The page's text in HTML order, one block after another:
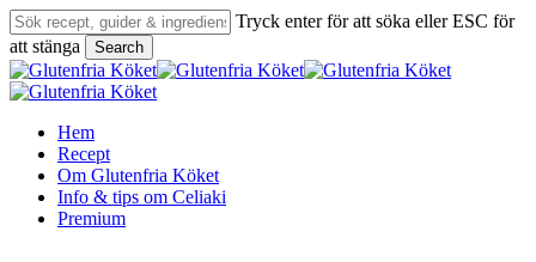
Skip
to
main
content
Tryck enter för att söka eller ESC för
att stänga
Search
Close
Search
search
Menu
Hem
Recept
Om Glutenfria Köket
Info & tips om Celiaki
Premium